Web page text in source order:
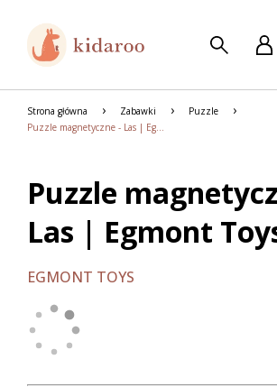
Strona główna Zabawki
Puzzle
Puzzle magnetyczne - Las | Egmont Toys
Puzzle
Las | Egmont
EGMONT TOYS